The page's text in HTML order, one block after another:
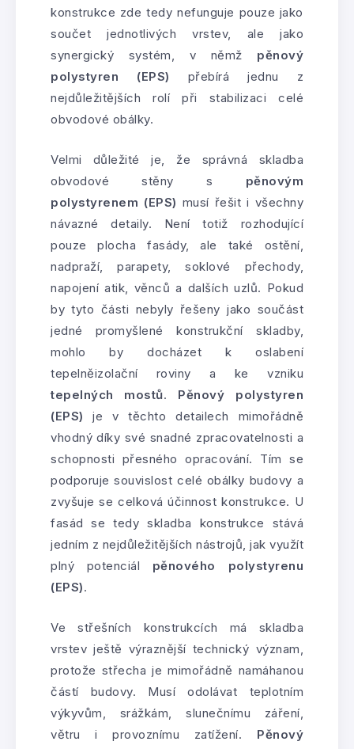
konstrukce zde tedy nefunguje pouze jako
součet jednotlivých vrstev, ale jako
synergický systém, v němž pěnový
polystyren (EPS) přebírá jednu z
nejdůležitějších rolí při stabilizaci celé
obvodové obálky.
Velmi důležité je, že správná skladba
obvodové stěny s pěnovým
polystyrenem (EPS) musí řešit i všechny
návazné detaily. Není totiž rozhodující
pouze plocha fasády, ale také ostění,
nadpraží, parapety, soklové přechody,
napojení atik, věnců a dalších uzlů. Pokud
by tyto části nebyly řešeny jako součást
jedné promyšlené konstrukční skladby,
mohlo by docházet k oslabení
tepelněizolační roviny a ke vzniku
tepelných mostů. Pěnový polystyren
(EPS) je v těchto detailech mimořádně
vhodný díky své snadné zpracovatelnosti a
schopnosti přesného opracování. Tím se
podporuje souvislost celé obálky budovy a
zvyšuje se celková účinnost konstrukce. U
fasád se tedy skladba konstrukce stává
jedním z nejdůležitějších nástrojů, jak využít
plný potenciál pěnového polystyrenu
(EPS).
Ve střešních konstrukcích má skladba
vrstev ještě výraznější technický význam,
protože střecha je mimořádně namáhanou
částí budovy. Musí odolávat teplotním
výkyvům, srážkám, slunečnímu záření,
větru i provoznímu zatížení. Pěnový